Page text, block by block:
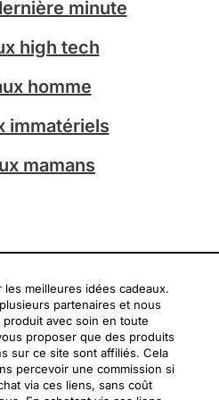
minute
high tech
homme
immatériels
mamans
meilleures idées cadeaux.
partenaires et nous
avec soin en toute
proposer que des produits
sur ce site sont affiliés. Cela
percevoir une commission si
via ces liens, sans coût